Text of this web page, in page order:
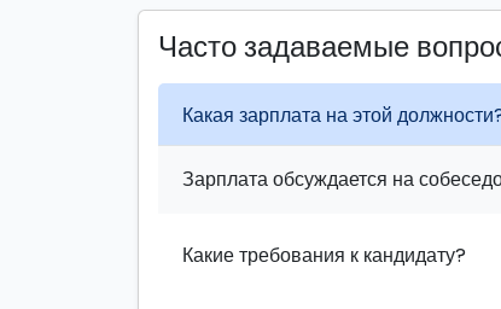
Часто задаваемые
Какая зарплата на этой
Зарплата обсуждается на
Какие требования к кандидату?